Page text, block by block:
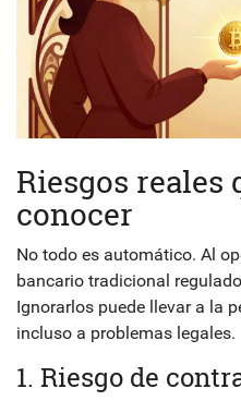
Riesgos reales
conocer
No todo es automático. Al
bancario tradicional
Ignorarlos puede llevar a la
incluso a problemas legales.
1. Riesgo de